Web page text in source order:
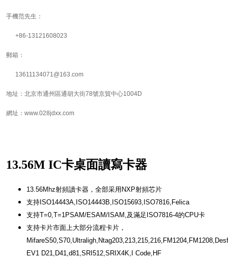
手機范先生：
+86-13121608023
郵箱：
13611134071@163.com
地址：北京市通州區通胡大街78號京貿中心1004D
網址：www.028jdxx.com
13.56M IC卡桌面讀寫卡器
13.56Mhz射頻讀卡器，全部采用NXP射頻芯片
支持ISO14443A,ISO14443B,ISO15693,ISO7816,Felica
支持T=0,T=1PSAM/ESAM/ISAM,及滿足ISO7816-4的CPU卡
支持卡片市面上大部分流程卡片，
EV1 D21,D41,d81,SRI512,SRIX4K,I Code,HF